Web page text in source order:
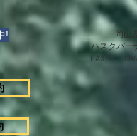
!
岡山
ハスクバー
FAX/TEL